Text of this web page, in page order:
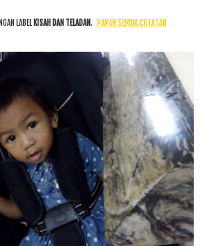
LABEL KISAH DAN TELADAN. PAPAR SEMUA CATATAN